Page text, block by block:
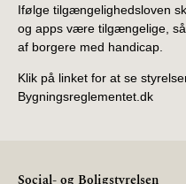
BR15 (2015-2018)
Tidligere BR (1961-
2010)
Ifølge tilgængelighedsloven
og apps være tilgængelige,
af borgere med handicap.
Klik på linket for at se
Bygningsreglementet.dk
Social- og Boligstyrelsen